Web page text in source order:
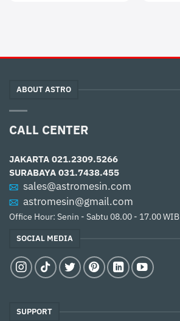
ABOUT ASTRO
CALL CENTER
JAKARTA 021.2309.5266
SURABAYA 031.7438.455
sales@astromesin.com
astromesin@gmail.com
Office Hour: Senin - Sabtu 08.00 - 17.00 WIB
SOCIAL MEDIA
SUPPORT